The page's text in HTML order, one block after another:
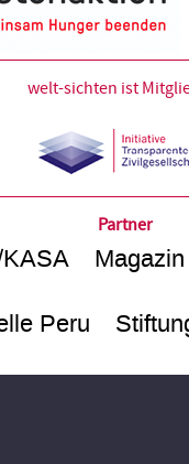
welt-sichten ist
Partner
Peru